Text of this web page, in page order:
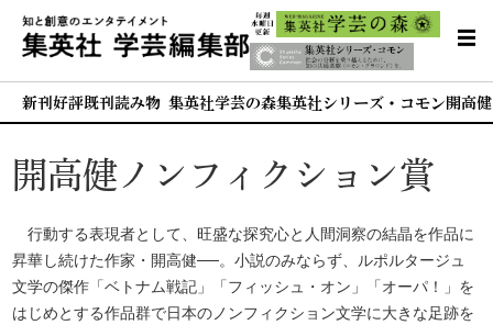
新刊 好評既刊 読み物 集英社学芸の森集英社シリーズ・コモン 開高
開高健ノンフィクション賞
行動する表現者として、旺盛な探究心と人間洞察の結晶を作品に
昇華し続けた作家・開高健──。小説のみならず、ルポルタージュ
文学の傑作「ベトナム戦記」「フィッシュ・オン」「オーパ！」を
はじめとする作品群で日本のノンフィクション文学に大きな足跡を